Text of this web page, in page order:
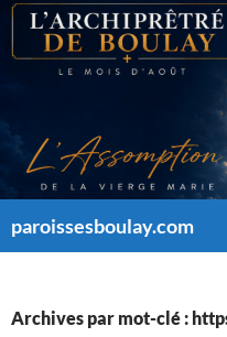
Aller
contenu
paroissesboulay.com
Archives par mot-clé :